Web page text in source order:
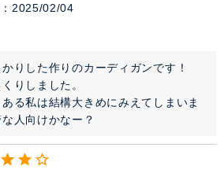
2025/02/04
りした作りのカーディガンです！
りしました。
る私は結構大きめにみえてしまいま
人向けかなー？